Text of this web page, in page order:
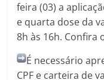
feira (03) a
e quarta dose da
8h às 16h. Confira
É necessário
CPF e carteira de